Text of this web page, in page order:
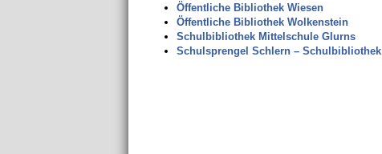
Öffentliche Bibliothek Wiesen
Öffentliche Bibliothek Wolkenstein
Schulbibliothek Mittelschule Glurns
Schulsprengel Schlern – Schulbibliothek